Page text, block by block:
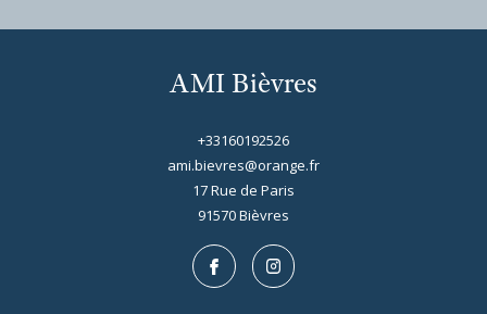
AMI Bièvres
+33160192526
ami.bievres@orange.fr
17 Rue de Paris
91570
bièvres